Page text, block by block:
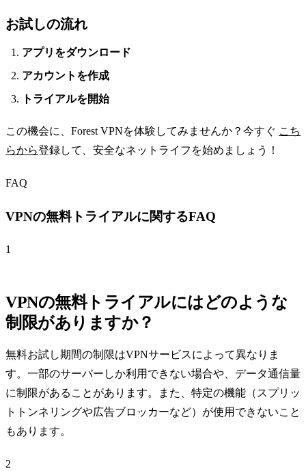
お試しの流れ
アプリをダウンロード
アカウントを作成
トライアルを開始
この機会に、Forest VPNを体験してみませんか？今すぐ こち
らから登録して、安全なネットライフを始めましょう！
FAQ
VPNの無料トライアルに関するFAQ
1
VPNの無料トライアルにはどのような
制限がありますか？
無料お試し期間の制限はVPNサービスによって異なりま
す。一部のサーバーしか利用できない場合や、データ通信量
に制限があることがあります。また、特定の機能（スプリッ
トトンネリングや広告ブロッカーなど）が使用できないこと
もあります。
2